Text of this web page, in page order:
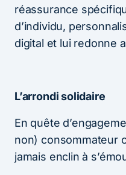
réassurance
d’individu,
digital et lui redonne
L’arrondi solidaire
En quête
non) consommateur
jamais enclin à